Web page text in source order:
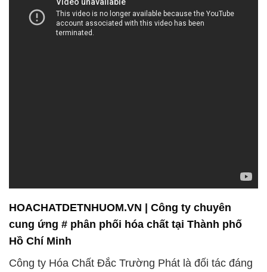
HOACHATDETNHUOM.VN | Công ty chuyên
cung ứng # phân phối hóa chất tại Thành phố
Hồ Chí Minh
Công ty Hóa Chất Đắc Trường Phát là đối tác đáng